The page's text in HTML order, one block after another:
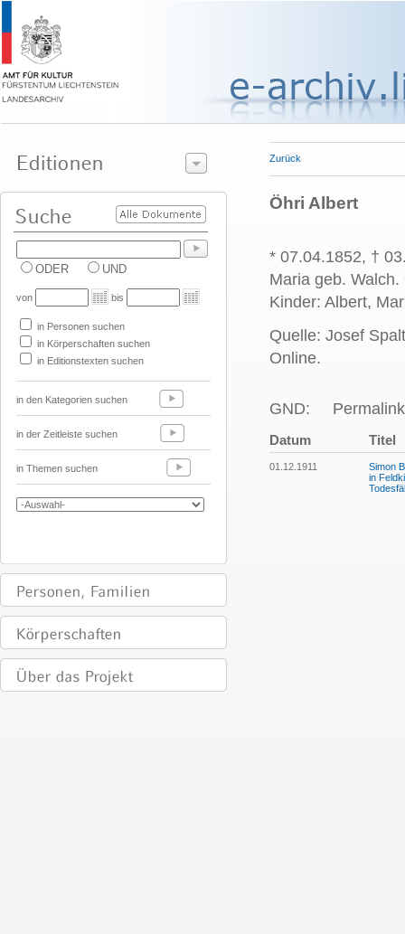
ODER UND
von bis
in Personen suchen
in Körperschaften suchen
in Editionstexten suchen
in den Kategorien suchen
in der Zeitleiste suchen
in Themen suchen
Zurück
Öhri Albert
* 07.04.1852, †
Maria geb.
Kinder: Albert,
Quelle: Josef
Online.
GND:
Datum Titel
01.12.1911
Simon
in